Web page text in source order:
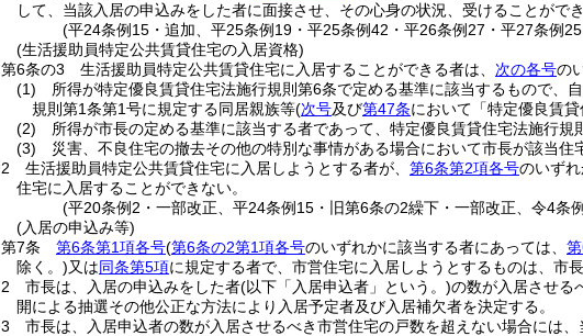
して、当該入居の申込みをした者に面接させ、その心身の状況、受けることがで
(平24条例15・追加、平25条例19・平25条例42・平26条例27・平27条例
(生活援助員特定公共賃貸住宅の入居資格)
第6条の3
生活援助員特定公共賃貸住宅に入居することができる者は、 次の各号の
(1)
所得が特定優良賃貸住宅法施行規則第6条で定める基準に該当するもので
規則第1条第1号に規定する同居親族等(次号及び第47条において「特定優良賃
(2)
所得が市長の定める基準に該当する者であって、特定優良賃貸住宅法施行
(3)
災害、不良住宅の撤去その他の特別な事情がある場合において市長が該当
2
生活援助員特定公共賃貸住宅に入居しようとする者が、 第6条第2項各号のいずれ
住宅に入居することができない。
(平20条例2・一部改正、平24条例15・旧第6条の2繰下・一部改正、令4条
(入居の申込み等)
第7条
第6条第1項各号(第6条の2第1項各号のいずれかに該当する者にあっては、
除く。)又は同条第5項に規定する者で、市営住宅に入居しようとするものは、市
2
市長は、入居の申込みをした者(以下「入居申込者」という。)の数が入居させる
開による抽選その他公正な方法により入居予定者及び入居補欠者を決定する。
3
市長は、入居申込者の数が入居させるべき市営住宅の戸数を超えない場合には